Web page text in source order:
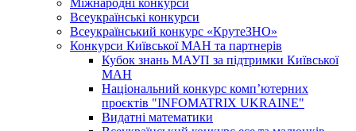
Міжнародні конкурси
Всеукраїнські конкурси
Всеукраїнський конкурс «КрутеЗНО»
Конкурси Київської МАН та партнерів
Кубок знань МАУП за підтримки Київської
МАН
Національний конкурс комп’ютерних
проєктів "INFOMATRIX UKRAINE"
Видатні математики